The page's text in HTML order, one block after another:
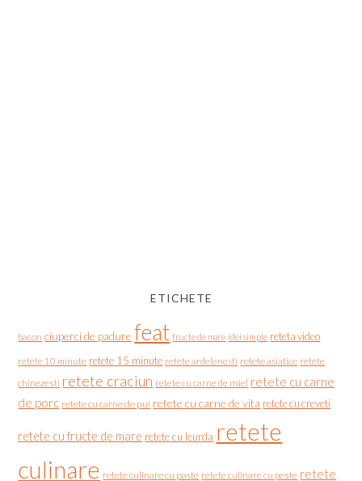
ETICHETE
bacon ciuperci de padure feat fructe de mare idei simple reteta video
retete 10 minute retete 15 minute retete ardelenesti retete asiatice retete
chinezesti retete craciun retete cu carne de miel retete cu carne
de porc retete cu carne de pui retete cu carne de vita retete cu creveti
retete cu fructe de mare retete cu leurda retete
culinare retete culinare cu paste retete culinare cu peste retete